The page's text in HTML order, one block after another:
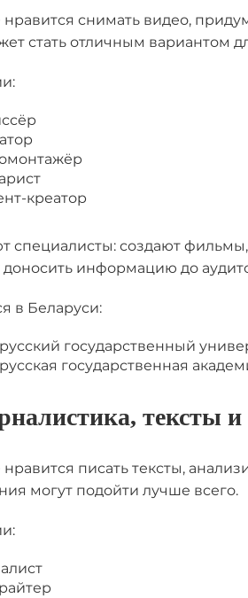
нравится снимать видео,
стать отличным вариантом
креатор
специалисты: создают
информацию до
в Беларуси:​​​​
государственный
государственная
тексты
нравится писать тексты,
могут подойти лучше всего.